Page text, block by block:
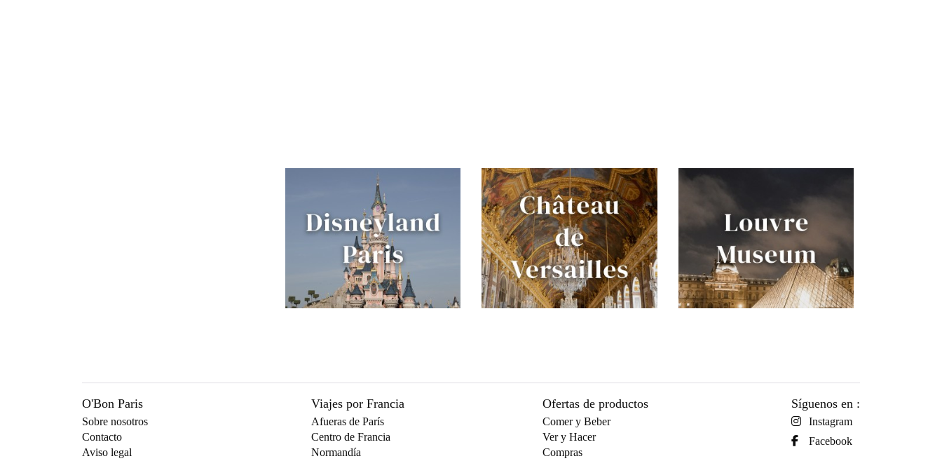
O'Bon Paris
Sobre nosotros
Contacto
Aviso legal
Viajes por Francia
Afueras de París
Centro de Francia
Normandía
Ofertas de productos
Comer y Beber
Ver y Hacer
Compras
Síguenos en :
Instagram
Facebook